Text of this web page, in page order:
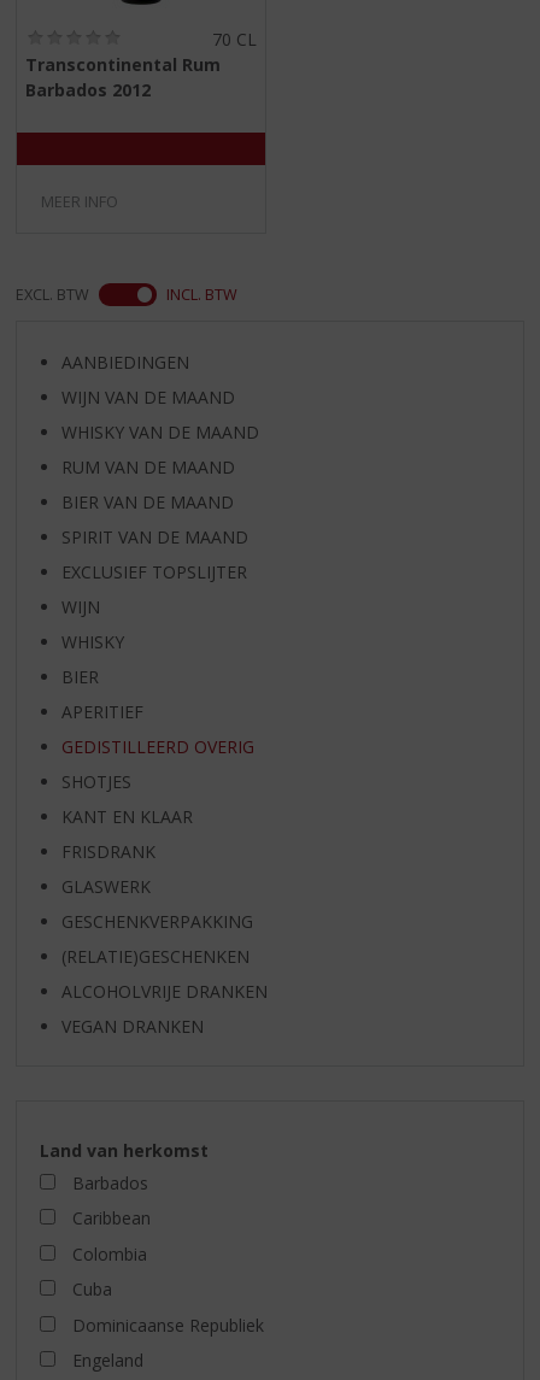
,
0
5
70 CL
Transcontinental Rum
Barbados 2012
MEER INFO
EXCL. BTW INCL. BTW
AANBIEDINGEN
WIJN VAN DE MAAND
WHISKY VAN DE MAAND
RUM VAN DE MAAND
BIER VAN DE MAAND
SPIRIT VAN DE MAAND
EXCLUSIEF TOPSLIJTER
WIJN
WHISKY
BIER
APERITIEF
GEDISTILLEERD OVERIG
SHOTJES
KANT EN KLAAR
FRISDRANK
GLASWERK
GESCHENKVERPAKKING
(RELATIE)GESCHENKEN
ALCOHOLVRIJE DRANKEN
VEGAN DRANKEN
Land van herkomst
Barbados
Caribbean
Colombia
Cuba
Dominicaanse Republiek
Engeland